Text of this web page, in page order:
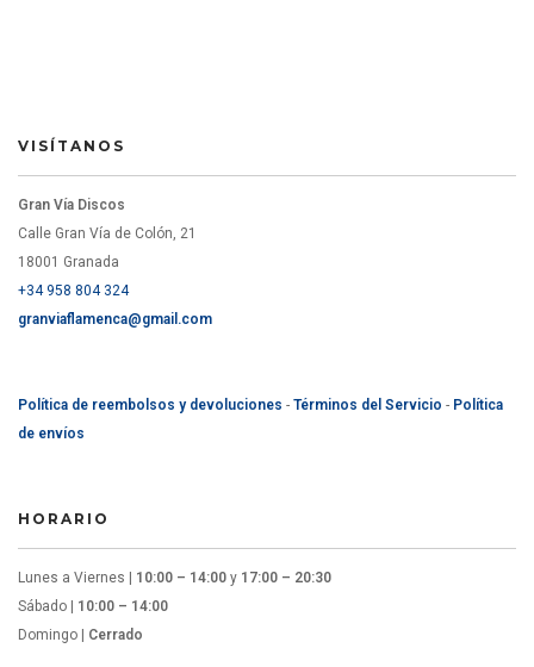
VISÍTANOS
Gran Vía Discos
Calle Gran Vía de Colón, 21
18001 Granada
+34 958 804 324
granviaflamenca@gmail.com
Política de reembolsos y devoluciones - Términos del Servicio - Política
de envíos
HORARIO
Lunes a Viernes | 10:00 – 14:00 y 17:00 – 20:30
Sábado | 10:00 – 14:00
Domingo | Cerrado